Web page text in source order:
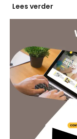
Lees verder